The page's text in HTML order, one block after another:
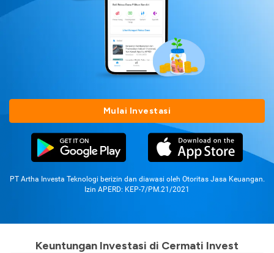
Mulai Investasi
PT Artha Investa Teknologi berizin dan diawasi oleh Otoritas Jasa Keuangan.
Izin APERD: KEP-7/PM.21/2021
Keuntungan Investasi di Cermati Invest